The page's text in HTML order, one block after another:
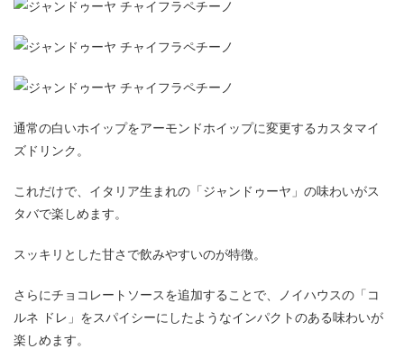
通常の白いホイップをアーモンドホイップに変更するカスタマイ
ズドリンク。
これだけで、イタリア生まれの「ジャンドゥーヤ」の味わいがス
タバで楽しめます。
スッキリとした甘さで飲みやすいのが特徴。
さらにチョコレートソースを追加することで、ノイハウスの「コ
ルネ ドレ」をスパイシーにしたようなインパクトのある味わいが
楽しめます。